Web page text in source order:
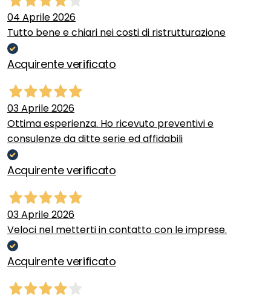
04 Aprile 2026
Tutto bene e chiari nei costi di ristrutturazione
Acquirente verificato
03 Aprile 2026
Ottima esperienza. Ho ricevuto preventivi e
consulenze da ditte serie ed affidabili
Acquirente verificato
03 Aprile 2026
Veloci nel metterti in contatto con le imprese.
Acquirente verificato